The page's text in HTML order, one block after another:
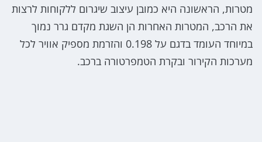
מטרות, הראשונה היא כמובן עיצוב שיגרום ללקוחות לרצות
את הרכב, המטרות האחרות הן השגת מקדם גרר נמוך
במיוחד העומד בדגם על 0.198 והזרמת מספיק אוויר לכל
מערכות הקירור ובקרת הטמפרטורה ברכב.